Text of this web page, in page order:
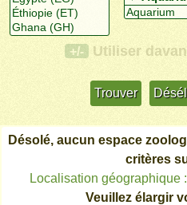
+/- Utiliser
Désolé, aucun espace
critères
Localisation
Veuillez élargir